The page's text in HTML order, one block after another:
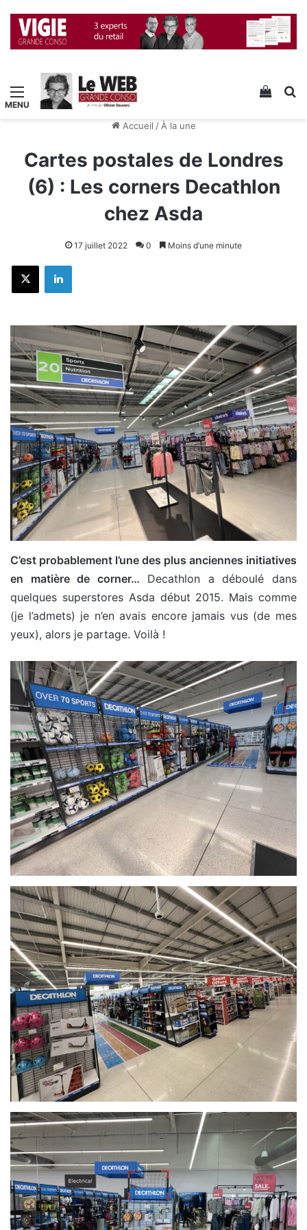
Menu Voir
Accueil / À la une
Cartes postales de Londres
(6) : Les corners Decathlon
chez Asda
17 juillet 2022 0 Moins d’une minute
X Linkedin
C’est probablement l’une des plus anciennes initiatives
en matière de corner… Decathlon a déboulé dans
quelques superstores Asda début 2015. Mais comme
(je l’admets) je n’en avais encore jamais vus (de mes
yeux), alors je partage. Voilà !